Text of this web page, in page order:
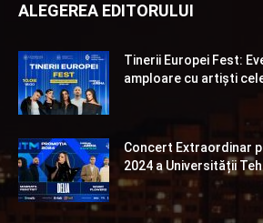
ALEGEREA EDITORULUI
Tinerii Europei Fest:
amploare cu artiști
Concert Extraordinar
2024 a Universității